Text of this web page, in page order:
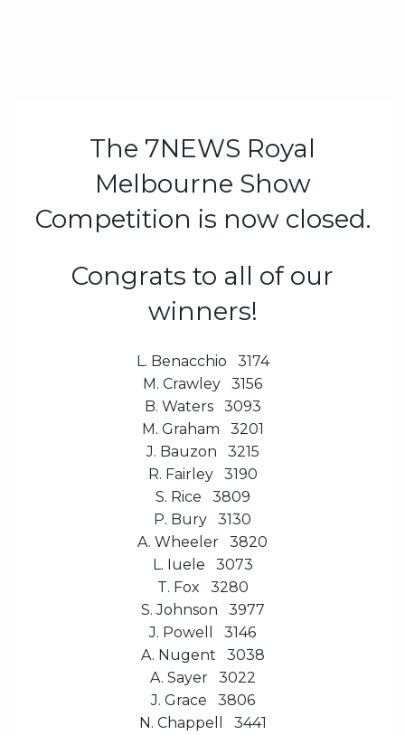
The 7NEWS Royal
Melbourne Show
Competition is now closed.
Congrats to all of our
winners!
L. Benacchio 3174
M. Crawley 3156
B. Waters 3093
M. Graham 3201
J. Bauzon 3215
R. Fairley 3190
S. Rice 3809
P. Bury 3130
A. Wheeler 3820
L. Iuele 3073
T. Fox 3280
S. Johnson 3977
J. Powell 3146
A. Nugent 3038
A. Sayer 3022
J. Grace 3806
N. Chappell 3441